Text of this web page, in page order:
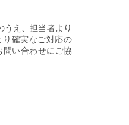
え、担当者より
確実なご対応の
い合わせにご協